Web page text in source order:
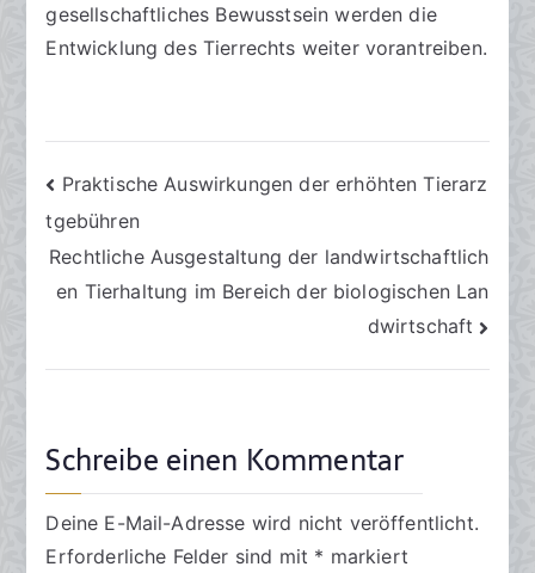
gesellschaftliches Bewusstsein werden die
Entwicklung des Tierrechts weiter vorantreiben.
Beitragsnavigation
Praktische Auswirkungen der erhöhten Tierarz
tgebühren
Rechtliche Ausgestaltung der landwirtschaftlich
en Tierhaltung im Bereich der biologischen Lan
dwirtschaft
Schreibe einen Kommentar
Deine E-Mail-Adresse wird nicht veröffentlicht.
Erforderliche Felder sind mit * markiert